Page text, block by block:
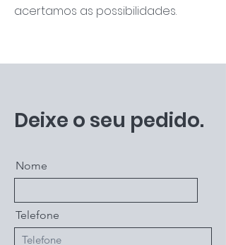
acertamos as possibilidades.
Deixe o seu pedido.
Nome
Telefone